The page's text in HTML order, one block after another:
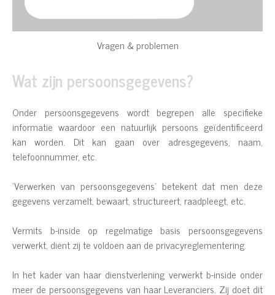
Vragen & problemen
Wat zijn persoonsgegevens?
Onder persoonsgegevens wordt begrepen alle specifieke
informatie waardoor een natuurlijk persoons geïdentificeerd
kan worden. Dit kan gaan over adresgegevens, naam,
telefoonnummer, etc.
'Verwerken van persoonsgegevens' betekent dat men deze
gegevens verzamelt, bewaart, structureert, raadpleegt, etc.
Vermits b-inside op regelmatige basis persoonsgegevens
verwerkt, dient zij te voldoen aan de privacyreglementering.
In het kader van haar dienstverlening verwerkt b-inside onder
meer de persoonsgegevens van haar Leveranciers. Zij doet dit